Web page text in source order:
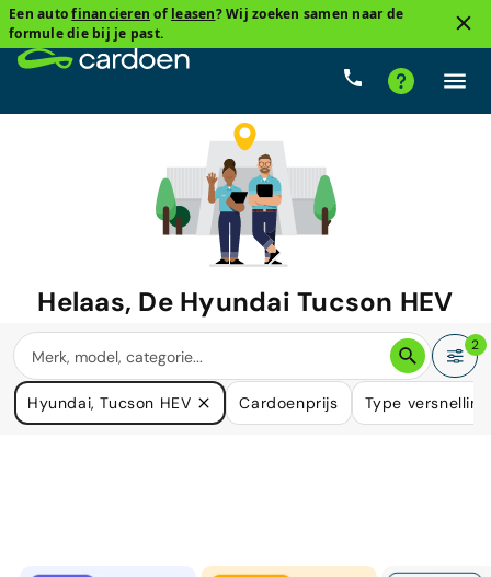
Een autofinancieren of leasen? Wij zoeken samen naar de
formule die bij je past.
Helaas, De Hyundai Tucson HEV
waar u naar zoekt is niet langer
beschikbaar.
We hebben veel auto's die in uw behoefte kunnen voorzien.
2
Hyundai, Tucson HEV Cardoenprijs Type versnelling